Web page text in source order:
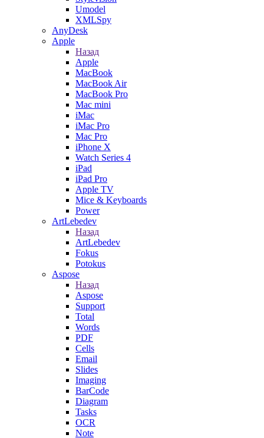
Umodel
XMLSpy
AnyDesk
Apple
Назад
Apple
MacBook
MacBook Air
MacBook Pro
Mac mini
iMac
iMac Pro
Mac Pro
iPhone X
Watch Series 4
iPad
iPad Pro
Apple TV
Mice & Keyboards
Power
ArtLebedev
Назад
ArtLebedev
Fokus
Potokus
Aspose
Назад
Aspose
Support
Total
Words
PDF
Cells
Email
Slides
Imaging
BarCode
Diagram
Tasks
OCR
Note